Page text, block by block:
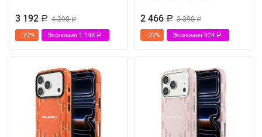
3 192 Р 4 390Р
- 27% Экономия 1 198 Р
2 466 Р 3 390Р
- 27% Экономия 924 Р